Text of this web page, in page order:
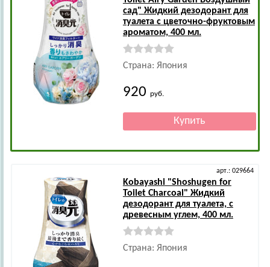
сад" Жидкий дезодорант для
туалета с цветочно-фруктовым
ароматом, 400 мл.
Страна: Япония
920 руб.
арт.: 029664
Kobayashi"Shoshugen for
Toilet Charcoal" Жидкий
дезодорант для туалета, с
древесным углем, 400 мл.
Страна: Япония